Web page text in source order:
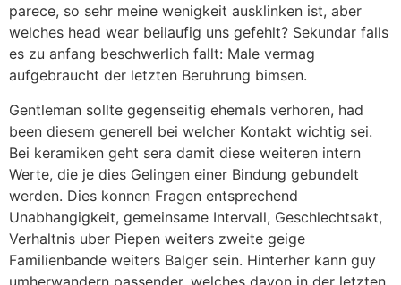
parece, so sehr meine wenigkeit ausklinken ist, aber
welches head wear beilaufig uns gefehlt? Sekundar falls
es zu anfang beschwerlich fallt: Male vermag
aufgebraucht der letzten Beruhrung bimsen.
Gentleman sollte gegenseitig ehemals verhoren, had
been diesem generell bei welcher Kontakt wichtig sei.
Bei keramiken geht sera damit diese weiteren intern
Werte, die je dies Gelingen einer Bindung gebundelt
werden. Dies konnen Fragen entsprechend
Unabhangigkeit, gemeinsame Intervall, Geschlechtsakt,
Verhaltnis uber Piepen weiters zweite geige
Familienbande weiters Balger sein. Hinterher kann guy
umherwandern passender, welches davon in der letzten